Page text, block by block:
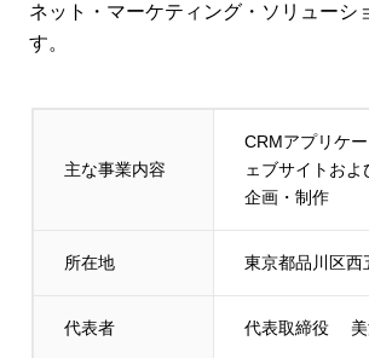
ネット・マーケティング・ソリューシ
す。
主な事業内容
CRMアプリケ
ェブサイトお
企画・制作
所在地 東京都品川区
代表者 代表取締役 美